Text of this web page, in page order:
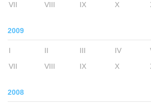
VII
VIII IX X
2009
I II III IV
VII
VIII IX X
2008